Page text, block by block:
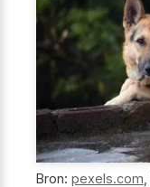
Bron: pexels.com